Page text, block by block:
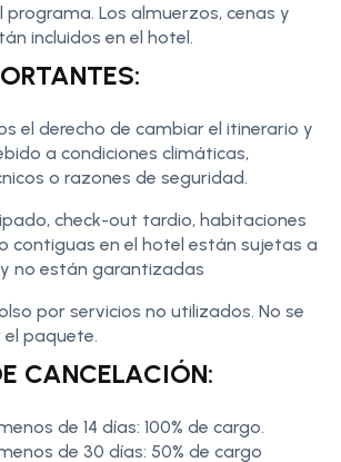
programa. Los almuerzos, cenas y
incluidos en el hotel.
el derecho de cambiar el itinerario y
a condiciones climáticas,
o razones de seguridad.
check-out tardio, habitaciones
contiguas en el hotel están sujetas a
no están garantizadas
por servicios no utilizados. No se
paquete.
CANCELACIÓN:
de 14 días: 100% de cargo.
de 30 días: 50% de cargo